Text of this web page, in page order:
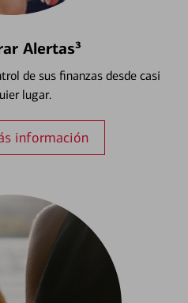
Alertas³
de sus finanzas desde casi
lugar.
información